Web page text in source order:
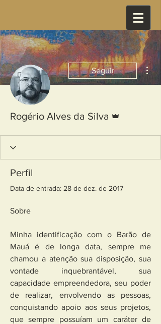
Seguir
Rogério Alves da Silva
Perfil
Data de entrada: 28 de dez. de 2017
Sobre
Minha identificação com o Barão de
Mauá é de longa data, sempre me
chamou a atenção sua disposição, sua
vontade inquebrantável, sua
capacidade empreendedora, seu poder
de realizar, envolvendo as pessoas,
conquistando apoio aos seus projetos,
que sempre possuíam um caráter de